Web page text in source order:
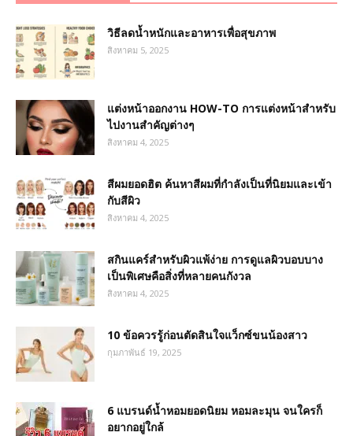
วิธีลดน้ำหนักและอาหารเพื่อสุขภาพ
สิงหาคม 5, 2025
แต่งหน้าออกงาน HOW-TO การแต่งหน้าสำหรับ
ไปงานสำคัญต่างๆ
สิงหาคม 4, 2025
สีผมยอดฮิต ค้นหาสีผมที่กำลังเป็นที่นิยมและเข้า
กับสีผิว
สิงหาคม 4, 2025
สกินแคร์สำหรับผิวแพ้ง่าย การดูแลผิวบอบบาง
เป็นพิเศษคือสิ่งที่หลายคนกังวล
สิงหาคม 4, 2025
10 ข้อควรรู้ก่อนตัดสินใจแว็กซ์ขนน้องสาว
กุมภาพันธ์ 19, 2025
6 แบรนด์น้ำหอมยอดนิยม หอมละมุน จนใครก็
อยากอยู่ใกล้